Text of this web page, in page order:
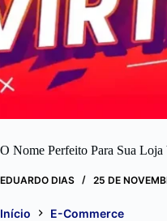
O Nome Perfeito Para Sua Loja
EDUARDO DIAS 25 DE
Início E-Commerce